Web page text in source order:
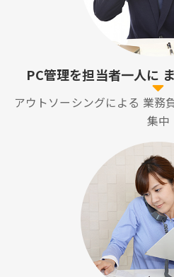
PC管理を担当者一人に
アウトソーシングによる 業務
集中